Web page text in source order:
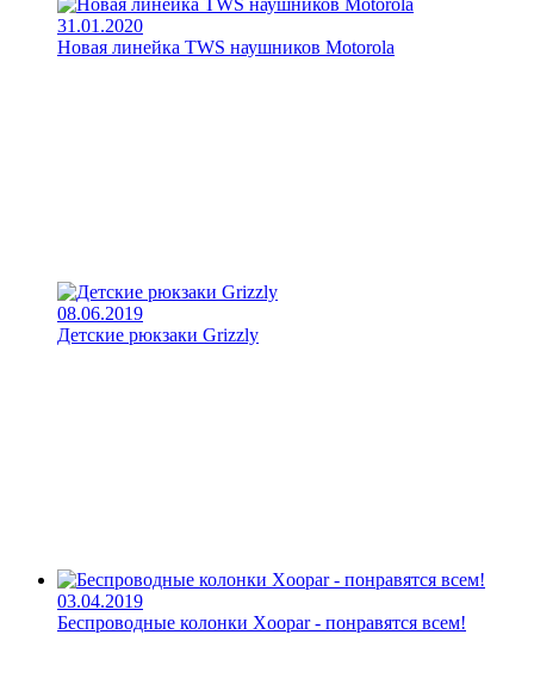
31.01.2020
Новая линейка TWS наушников Motorola
08.06.2019
Детские рюкзаки Grizzly
03.04.2019
Беспроводные колонки Xoopar - понравятся всем!